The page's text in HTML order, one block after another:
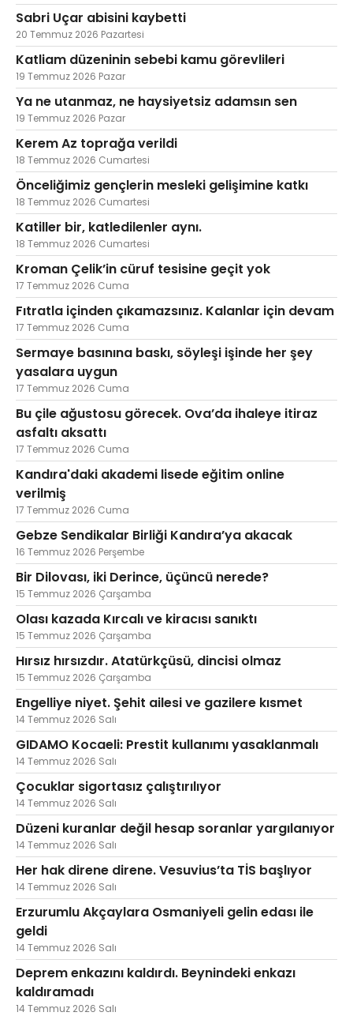
Sabri Uçar abisini kaybetti
20 Temmuz 2026 Pazartesi
Katliam düzeninin sebebi kamu görevlileri
19 Temmuz 2026 Pazar
Ya ne utanmaz, ne haysiyetsiz adamsın sen
19 Temmuz 2026 Pazar
Kerem Az toprağa verildi
18 Temmuz 2026 Cumartesi
Önceliğimiz gençlerin mesleki gelişimine katkı
18 Temmuz 2026 Cumartesi
Katiller bir, katledilenler aynı.
18 Temmuz 2026 Cumartesi
Kroman Çelik’in cüruf tesisine geçit yok
17 Temmuz 2026 Cuma
Fıtratla içinden çıkamazsınız. Kalanlar için devam
17 Temmuz 2026 Cuma
Sermaye basınına baskı, söyleşi işinde her şey
yasalara uygun
17 Temmuz 2026 Cuma
Bu çile ağustosu görecek. Ova’da ihaleye itiraz
asfaltı aksattı
17 Temmuz 2026 Cuma
Kandıra'daki akademi lisede eğitim online
verilmiş
17 Temmuz 2026 Cuma
Gebze Sendikalar Birliği Kandıra’ya akacak
16 Temmuz 2026 Perşembe
Bir Dilovası, iki Derince, üçüncü nerede?
15 Temmuz 2026 Çarşamba
Olası kazada Kırcalı ve kiracısı sanıktı
15 Temmuz 2026 Çarşamba
Hırsız hırsızdır. Atatürkçüsü, dincisi olmaz
15 Temmuz 2026 Çarşamba
Engelliye niyet. Şehit ailesi ve gazilere kısmet
14 Temmuz 2026 Salı
GIDAMO Kocaeli: Prestit kullanımı yasaklanmalı
14 Temmuz 2026 Salı
Çocuklar sigortasız çalıştırılıyor
14 Temmuz 2026 Salı
Düzeni kuranlar değil hesap soranlar yargılanıyor
14 Temmuz 2026 Salı
Her hak direne direne. Vesuvius’ta TİS başlıyor
14 Temmuz 2026 Salı
Erzurumlu Akçaylara Osmaniyeli gelin edası ile
geldi
14 Temmuz 2026 Salı
Deprem enkazını kaldırdı. Beynindeki enkazı
kaldıramadı
14 Temmuz 2026 Salı